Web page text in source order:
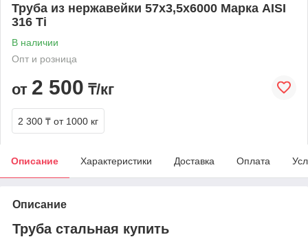
Труба из нержавейки 57х3,5х6000 Марка AISI
316 Ti
В наличии
Опт и розница
от 2 500 ₸/кг
2 300 ₸ от 1000 кг
Описание Характеристики Доставка Оплата
Описание
Труба стальная купить